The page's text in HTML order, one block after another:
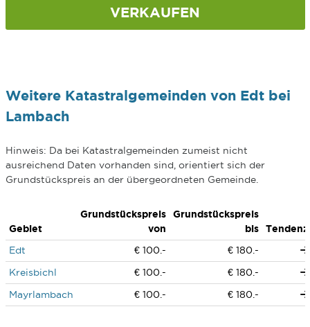
VERKAUFEN
Weitere Katastralgemeinden von Edt bei
Lambach
Hinweis: Da bei Katastralgemeinden zumeist nicht
ausreichend Daten vorhanden sind, orientiert sich der
Grundstückspreis an der übergeordneten Gemeinde.
Gebiet
Grundstückspreis
von
Grundstückspreis
bis
Tendenz
Edt
€ 100.-
€ 180.-
Kreisbichl
€ 100.-
€ 180.-
Mayrlambach
€ 100.- € 180.-